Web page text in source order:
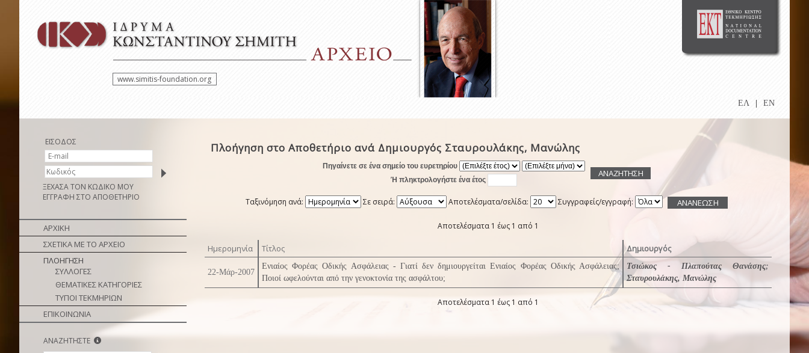
www.simitis-foundation.org
ΕΛ EN
ΕΙΣΟΔΟΣ
ΞΕΧΑΣΑ ΤΟΝ ΚΩΔΙΚΟ ΜΟΥ
ΕΓΓΡΑΦΗ ΣΤΟ ΑΠΟΘΕΤΗΡΙΟ
ΑΡΧΙΚΗ
ΣΧΕΤΙΚΑ ΜΕ ΤΟ ΑΡΧΕΙΟ
ΠΛΟΗΓΗΣΗ
ΣΥΛΛΟΓΕΣ
ΘΕΜΑΤΙΚΕΣ ΚΑΤΗΓΟΡΙΕΣ
ΤΥΠΟΙ ΤΕΚΜΗΡΙΩΝ
ΕΠΙΚΟΙΝΩΝΙΑ
ΑΝΑΖΗΤΗΣΤΕ
Πλοήγηση στο Αποθετήριο ανά Δημιουργός Σταυρουλάκης, Μανώλης
Πηγαίνετε σε ένα σημείο του ευρετηρίου
Ή πληκτρολογήστε ένα έτος
Ταξινόμηση ανά: Σε σειρά: Αποτελέσματα/σελίδα: Συγγραφείς/εγγραφή:
Αποτελέσματα 1 έως 1 από 1
Ημερομηνία Τίτλος Δημιουργός
22-Μάρ-2007
Ενιαίος Φορέας Οδικής Ασφάλειας - Γιατί δεν δημιουργείται Ενιαίος Φορέας Οδικής Ασφάλειας;
Ποιοί ωφελούνται από την γενοκτονία της ασφάλτου;
Τσιώκος - Πλαπούτας Θανάσης;
Σταυρουλάκης, Μανώλης
Αποτελέσματα 1 έως 1 από 1